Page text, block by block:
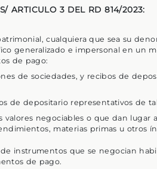
ARTICULO 3 DEL RD 814/2023:
cualquiera que sea su
generalizado e impersonal en un
de pago:
de sociedades, y recibos de
de depositario representativos de
negociables o que dan lugar
materias primas u otros
instrumentos que se negocian
de pago.